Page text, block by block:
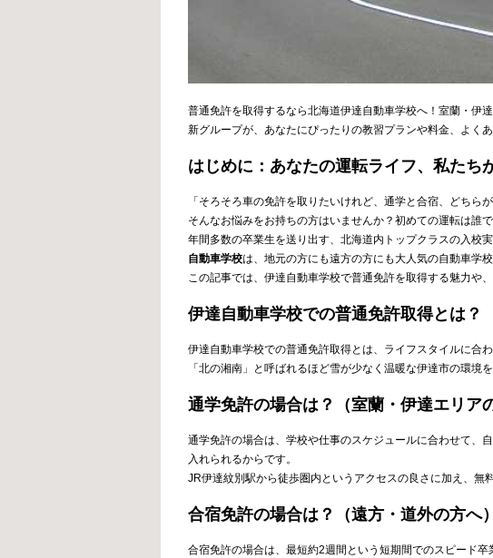
普通免許を取得するなら北海道伊達自動車学校へ！室蘭・伊
新グループが、あなたにぴったりの教習プランや料金、よく
はじめに：あなたの運転ライフ、私たち
「そろそろ車の免許を取りたいけれど、通学と合宿、どちら
そんなお悩みをお持ちの方はいませんか？初めての運転は誰
年間多数の卒業生を送り出す、北海道内トップクラスの入校
自動車学校は、地元の方にも遠方の方にも大人気の自動車学校
この記事では、伊達自動車学校で普通免許を取得する魅力や
伊達自動車学校での普通免許取得とは？
伊達自動車学校での普通免許取得とは、ライフスタイルに合
「北の湘南」と呼ばれるほど雪が少なく温暖な伊達市の環境
通学免許の場合は？（室蘭・伊達エリア
通学免許の場合は、学校や仕事のスケジュールに合わせて、
入れられるからです。
JR伊達紋別駅から徒歩圏内というアクセスの良さに加え、無
合宿免許の場合は？（遠方・道外の方へ）
合宿免許の場合は、最短約2週間という短期間でのスピード